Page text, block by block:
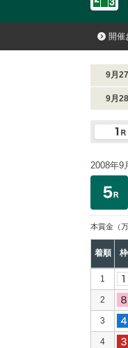
開催
9月
9月
2008年9
本賞金 （
着順 枠
1
2
3
4